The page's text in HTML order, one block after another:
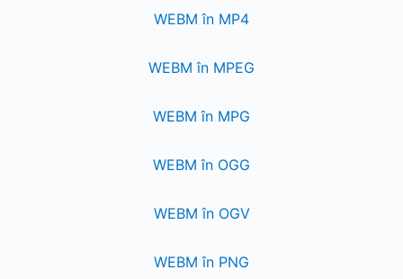
WEBM în MP4
WEBM în MPEG
WEBM în MPG
WEBM în OGG
WEBM în OGV
WEBM în PNG